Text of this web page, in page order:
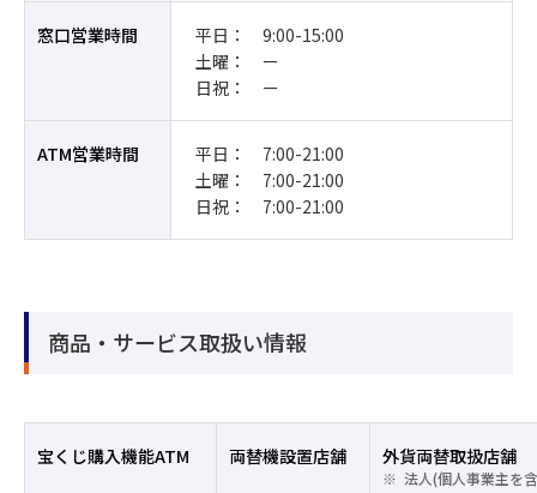
窓口営業時間
平日： 9:00-15:00
土曜： ー
日祝： ー
ATM営業時間
平日： 7:00-21:00
土曜： 7:00-21:00
日祝： 7:00-21:00
商品・サービス取扱い情報
宝くじ購入機能ATM 両替機設置店舗 外貨両替取扱店舗
法人(個人事業主を